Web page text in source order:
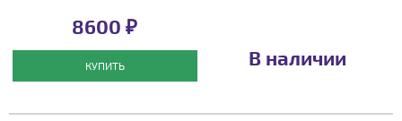
8600 ₽
КУПИТЬ В наличии